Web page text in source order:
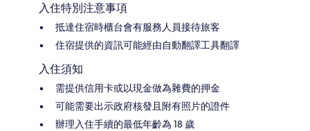
入住特別注意事項
抵達住宿時櫃台會有服務人員接待旅客
住宿提供的資訊可能經由自動翻譯工具翻譯
入住須知
需提供信用卡或以現金做為雜費的押金
可能需要出示政府核發且附有照片的證件
辦理入住手續的最低年齡為 18 歲